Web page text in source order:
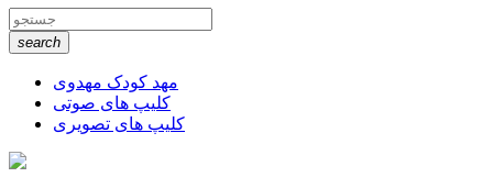
search
مهد کودک مهدوی
کلیپ های صوتی
کلیپ های تصویری